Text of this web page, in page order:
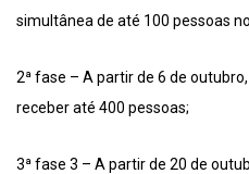
simultânea de até 100 pessoas
2ª fase – A partir de 6 de
receber até 400 pessoas;
3ª fase 3 – A partir de 20 de